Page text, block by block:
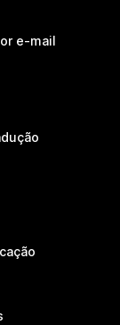
e-mail